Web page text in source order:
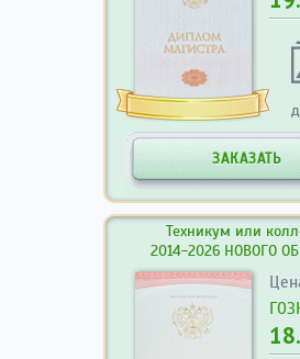
ЗАКАЗАТЬ
Техникум или
2014-2026 НОВОГО